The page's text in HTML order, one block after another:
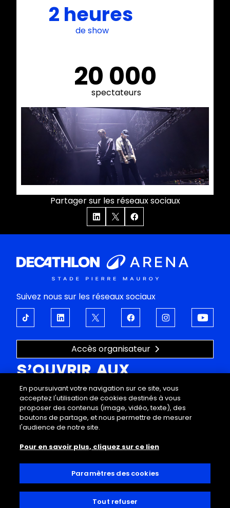
2 heures
de show
20 000
spectateurs
Partager sur les réseaux sociaux
Suivez nous sur les réseaux sociaux
Accès organisateur
S’OUVRIR AUX
ÉMOTIONS
À propos
Programmation
Visites
Decathlon Arena
Support
FAQ
Données personnelles
Règlement intérieur
Accessibilité
Contact
En poursuivant votre navigation sur ce site, vous
acceptez l'utilisation de cookies destinés à vous
proposer des contenus (image, vidéo, texte), des
boutons de partage, et nous permettre de mesurer
l'audience de notre site.
Pour en savoir plus, cliquez sur ce lien
Paramètres des cookies
Tout refuser